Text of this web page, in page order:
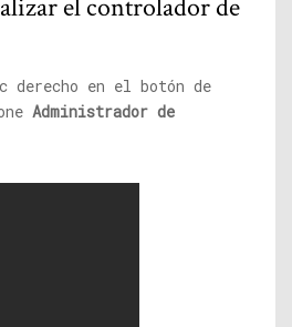
el controlador de
derecho en el botón de
Administrador de